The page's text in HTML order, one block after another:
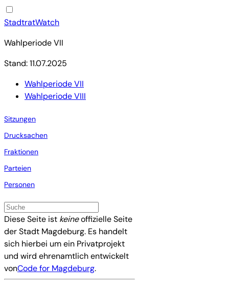
StadtratWatch
Wahlperiode VII
Stand: 11.07.2025
Wahlperiode VII
Wahlperiode VIII
Sitzungen
Drucksachen
Fraktionen
Parteien
Personen
Diese Seite ist keineoffizielle Seite
der Stadt Magdeburg. Es handelt
sich hierbei um ein Privatprojekt
und wird ehrenamtlich entwickelt
vonCode for Magdeburg.